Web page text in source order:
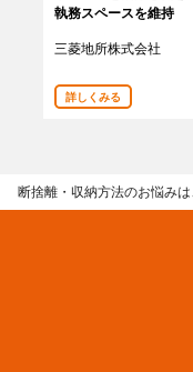
執務スペースを維持
三菱地所株式会社
詳しくみる
断捨離・収納方法のお悩み